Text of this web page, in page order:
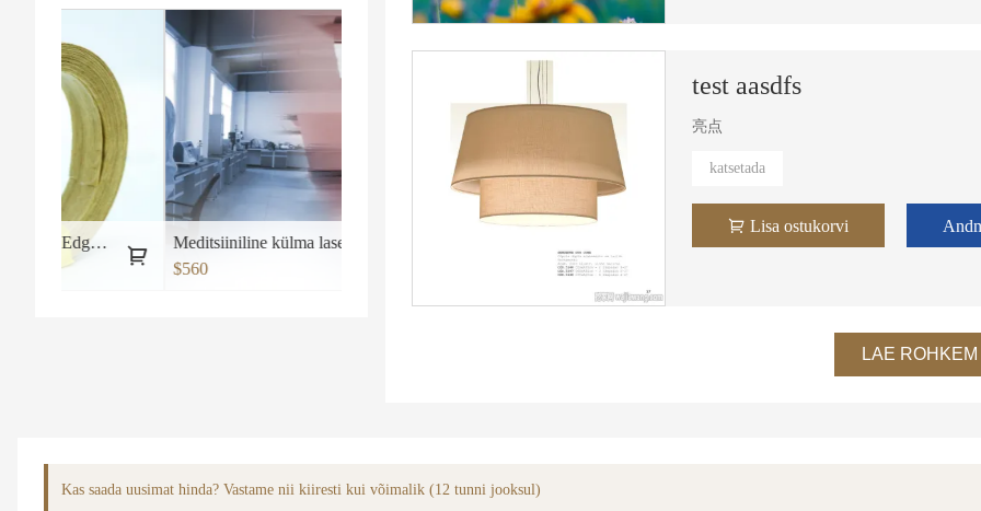
Meditsiiniline külma lasertaseme seadmete teraapiamasin nr 2
$560
test aasdfs
亮点
katsetada
Lisa ostukorvi
LAE ROHKEM
Kas saada uusimat hinda? Vastame nii kiiresti kui võimalik (12 tunni jooksul)